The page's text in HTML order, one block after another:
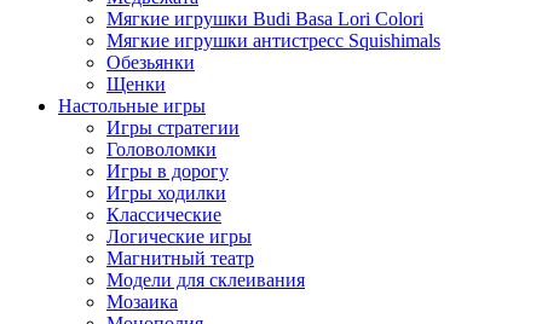
Мягкие игрушки Budi Basa Lori Colori
Мягкие игрушки антистресс Squishimals
Обезьянки
Щенки
Настольные игры
Игры стратегии
Головоломки
Игры в дорогу
Игры ходилки
Классические
Логические игры
Магнитный театр
Модели для склеивания
Мозаика